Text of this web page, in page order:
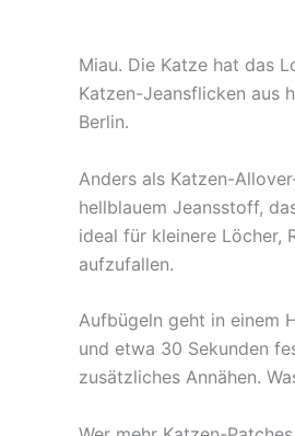
Miau. Die Katze hat das
Katzen-Jeansflicken aus
Berlin.
Anders als Katzen-
hellblauem Jeansstoff,
ideal für kleinere Löcher,
aufzufallen.
Aufbügeln geht in einem
und etwa 30 Sekunden
zusätzliches Annähen.